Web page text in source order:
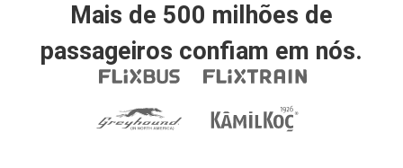
Mais de 500 milhões de
passageiros confiam em nós.